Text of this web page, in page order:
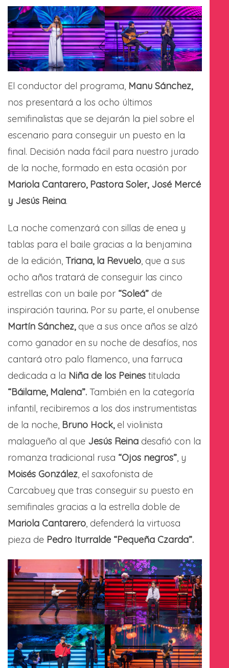
El conductor del programa, Manu Sánchez,
nos presentará a los ocho últimos
semifinalistas que se dejarán la piel sobre el
escenario para conseguir un puesto en la
final. Decisión nada fácil para nuestro jurado
de la noche, formado en esta ocasión por
Mariola Cantarero, Pastora Soler, José Mercé
y Jesús Reina.
La noche comenzará con sillas de enea y
tablas para el baile gracias a la benjamina
de la edición, Triana, la Revuelo, que a sus
ocho años tratará de conseguir las cinco
estrellas con un baile por “Soleá” de
inspiración taurina. Por su parte, el onubense
Martín Sánchez,que a sus once años se alzó
como ganador en su noche de desafíos, nos
cantará otro palo flamenco, una farruca
dedicada a la Niña de los Peines titulada
“Báilame, Malena”. También en la categoría
infantil, recibiremos a los dos instrumentistas
de la noche, Bruno Hock, el violinista
malagueño al que Jesús Reina desafió con la
romanza tradicional rusa “Ojos negros”, y
Moisés González, el saxofonista de
Carcabuey que tras conseguir su puesto en
semifinales gracias a la estrella doble de
Mariola Cantarero, defenderá la virtuosa
pieza de Pedro Iturralde “Pequeña Czarda”.